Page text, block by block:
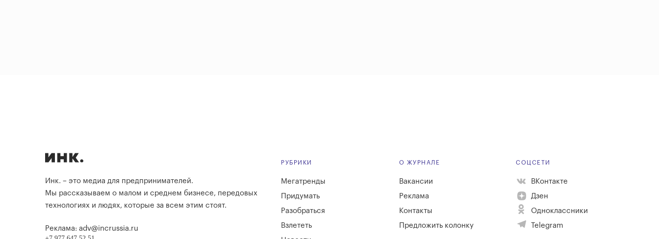
Инк. – это медиа для предпринимателей.
Мы рассказываем о малом и среднем бизнесе, передовых
технологиях и людях, которые за всем этим стоят.
Реклама: adv@incrussia.ru
РУБРИКИ
Мегатренды
Придумать
Разобраться
Взлететь
О ЖУРНАЛЕ
Вакансии
Реклама
Контакты
Предложить колонку
СОЦСЕТИ
ВКонтакте
Дзен
Одноклассники
Telegram